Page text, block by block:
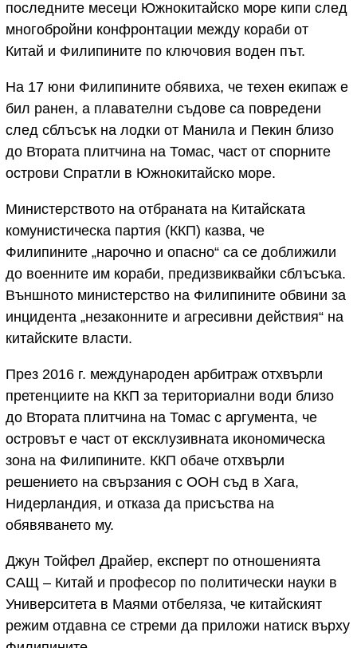
последните месеци Южнокитайско море кипи след
многобройни конфронтации между кораби от
Китай и Филипините по ключовия воден път.
На 17 юни Филипините обявиха, че техен екипаж е
бил ранен, а плавателни съдове са повредени
след сблъсък на лодки от Манила и Пекин близо
до Втората плитчина на Томас, част от спорните
острови Спратли в Южнокитайско море.
Министерството на отбраната на Китайската
комунистическа партия (ККП) казва, че
Филипините „нарочно и опасно“ са се доближили
до военните им кораби, предизвиквайки сблъсъка.
Външното министерство на Филипините обвини за
инцидента „незаконните и агресивни действия“ на
китайските власти.
През 2016 г. международен арбитраж отхвърли
претенциите на ККП за териториални води близо
до Втората плитчина на Томас с аргумента, че
островът е част от ексклузивната икономическа
зона на Филипините. ККП обаче отхвърли
решението на свързания с ООН съд в Хага,
Нидерландия, и отказа да присъства на
обявяването му.
Джун Тойфел Драйер, експерт по отношенията
САЩ – Китай и професор по политически науки в
Университета в Маями отбеляза, че китайският
режим отдавна се стреми да приложи натиск върху